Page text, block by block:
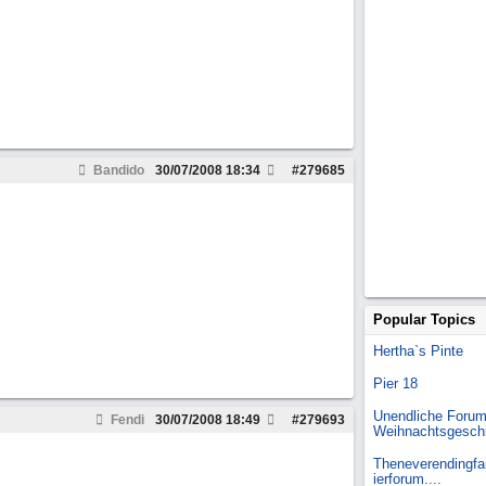
Bandido #279685
30/07/2008 18:34
Fendi #279693
30/07/2008 18:49
Popular Topics
Hertha`s Pinte
Pier 18
Unendliche
ierforum....